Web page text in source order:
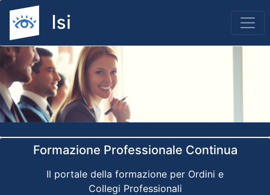
Previous
Formazione Professionale Continua
Il portale della formazione per Ordini e
Collegi Professionali